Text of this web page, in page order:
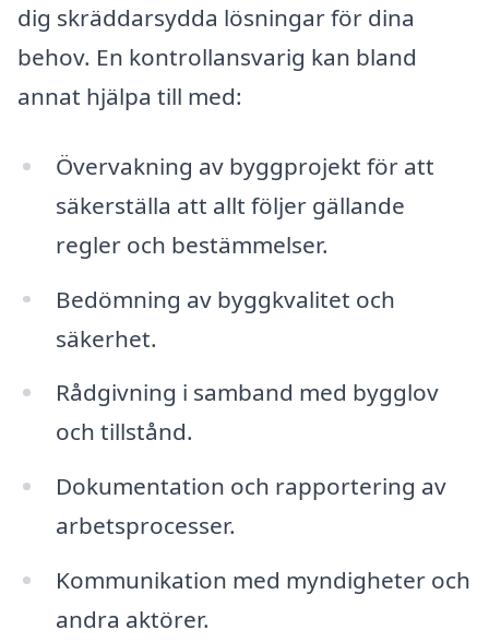
dig skräddarsydda lösningar för dina
behov. En kontrollansvarig kan bland
annat hjälpa till med:
Övervakning av byggprojekt för att
säkerställa att allt följer gällande
regler och bestämmelser.
Bedömning av byggkvalitet och
säkerhet.
Rådgivning i samband med bygglov
och tillstånd.
Dokumentation och rapportering av
arbetsprocesser.
Kommunikation med myndigheter och
andra aktörer.